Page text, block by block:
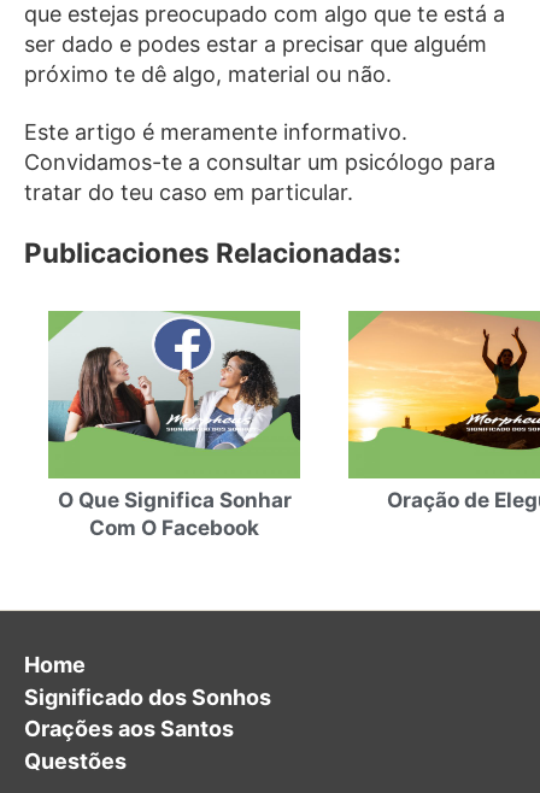
que estejas preocupado com algo que te está a
ser dado e podes estar a precisar que alguém
próximo te dê algo, material ou não.
Este artigo é meramente informativo.
Convidamos-te a consultar um psicólogo para
tratar do teu caso em particular.
Publicaciones Relacionadas:
O Que Significa Sonhar
Com O Facebook
Oração de
Home
Significado dos Sonhos
Orações aos Santos
Questões